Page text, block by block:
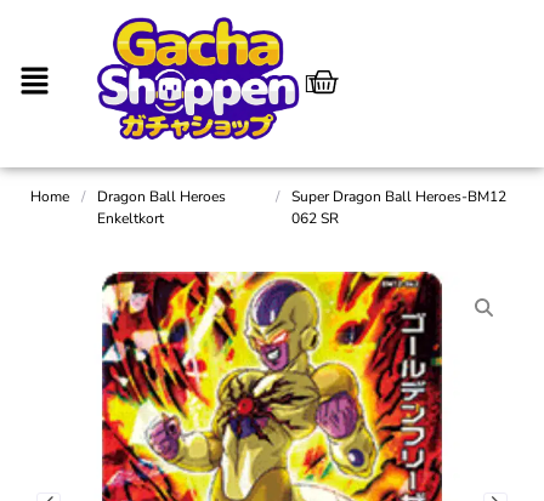
Home /
Dragon Ball Heroes
Enkeltkort
/
Super Dragon Ball Heroes-BM12
062 SR